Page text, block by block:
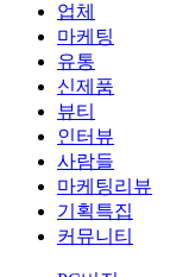
업체
마케팅
유통
신제품
뷰티
인터뷰
사람들
마케팅리뷰
기획특집
커뮤니티